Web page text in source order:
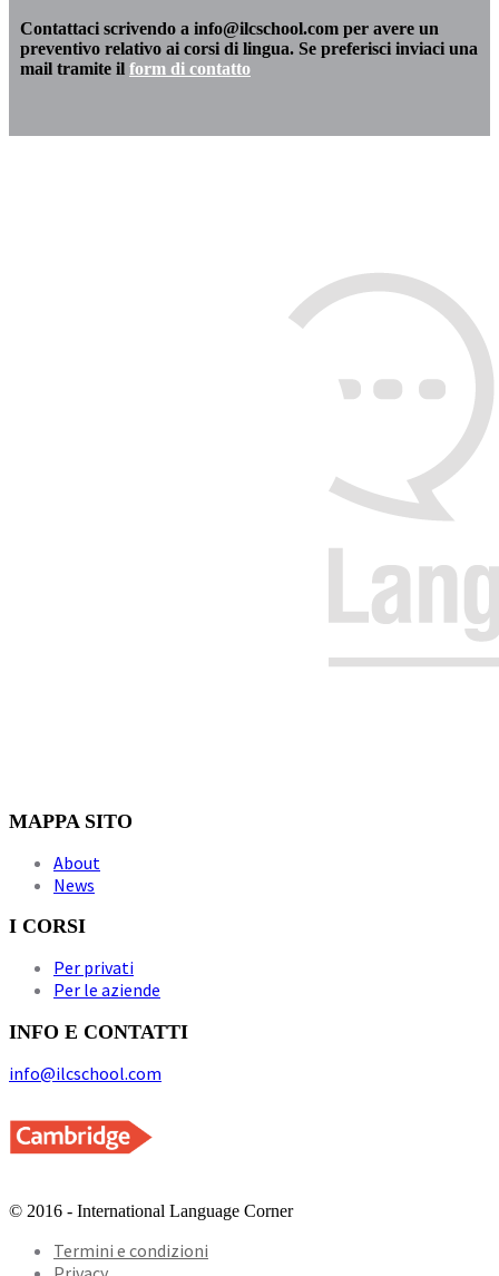
Contattaci scrivendo a info@ilcschool.com per avere un
preventivo relativo ai corsi di lingua. Se preferisci inviaci una
mail tramite il form di contatto
MAPPA SITO
About
News
I CORSI
Per privati
Per le aziende
INFO E CONTATTI
info@ilcschool.com
© 2016 - International Language Corner
Termini e condizioni